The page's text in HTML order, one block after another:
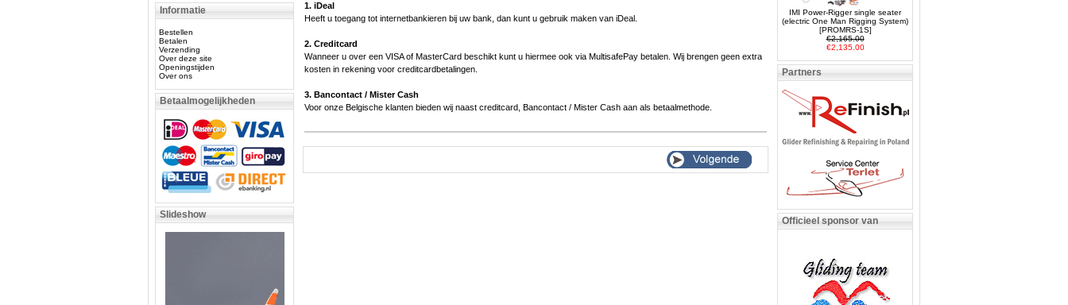
Informatie
Bestellen
Betalen
Verzending
Over deze site
Openingstijden
Over ons
Betaalmogelijkheden
Slideshow
1. iDeal
Heeft u toegang tot internetbankieren bij uw bank, dan kunt u gebruik maken van iDeal.
2. Creditcard
Wanneer u over een VISA of MasterCard beschikt kunt u hiermee ook via MultisafePay betalen. Wij brengen geen extra
kosten in rekening voor creditcardbetalingen.
3. Bancontact / Mister Cash
Voor onze Belgische klanten bieden wij naast creditcard, Bancontact / Mister Cash aan als betaalmethode.
IMI Power-Rigger single seater
(electric One Man Rigging System)
[PROMRS-1S]
€2,165.00
€2,135.00
Partners
Officieel sponsor van